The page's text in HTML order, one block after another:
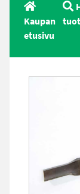
Kaupan
etusivu